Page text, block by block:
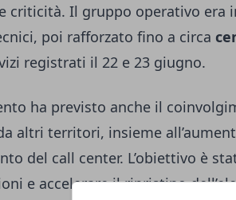
criticità. Il gruppo operativo era
poi rafforzato fino a circa
registrati il 22 e 23 giugno.
ha previsto anche il
altri territori, insieme
del call center. L’obiettivo è
e accelerare il ripristino